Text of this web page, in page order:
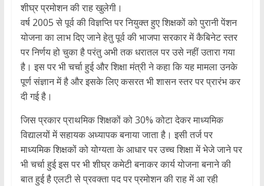
शीघ्र प्रमोशन की राह खुलेगी।
वर्ष 2005 से पूर्व की विज्ञप्ति पर नियुक्त हुए शिक्षकों को पुरानी पेंशन
योजना का लाभ दिए जाने हेतु पूर्व की भाजपा सरकार में कैबिनेट स्तर
पर निर्णय हो चुका है परंतु अभी तक धरातल पर उसे नहीं उतारा गया
है। इस पर भी चर्चा हुई और शिक्षा मंत्री ने कहा कि यह मामला उनके
पूर्ण संज्ञान में है और इसके लिए कसरत भी शासन स्तर पर प्रारंभ कर
दी गई है।
जिस प्रकार प्राथमिक शिक्षकों को 30% कोटा देकर माध्यमिक
विद्यालयों में सहायक अध्यापक बनाया जाता है। इसी तर्ज पर
माध्यमिक शिक्षकों को योग्यता के आधार पर उच्च शिक्षा में भेजे जाने पर
भी चर्चा हुई इस पर भी शीघ्र कमेटी बनाकर कार्य योजना बनाने की
बात हुई है एलटी से प्रवक्ता पद पर प्रमोशन की राह में आ रही